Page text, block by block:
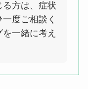
方は、症状
度ご相談く
一緒に考え